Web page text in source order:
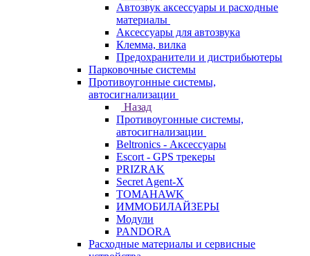
Автозвук аксессуары и расходные
материалы
Аксессуары для автозвука
Клемма, вилка
Предохранители и дистрибьютеры
Парковочные системы
Противоугонные системы,
автосигнализации
Назад
Противоугонные системы,
автосигнализации
Beltronics - Аксессуары
Escort - GPS трекеры
PRIZRAK
Secret Agent-X
TOMAHAWK
ИММОБИЛАЙЗЕРЫ
Модули
PANDORA
Расходные материалы и сервисные